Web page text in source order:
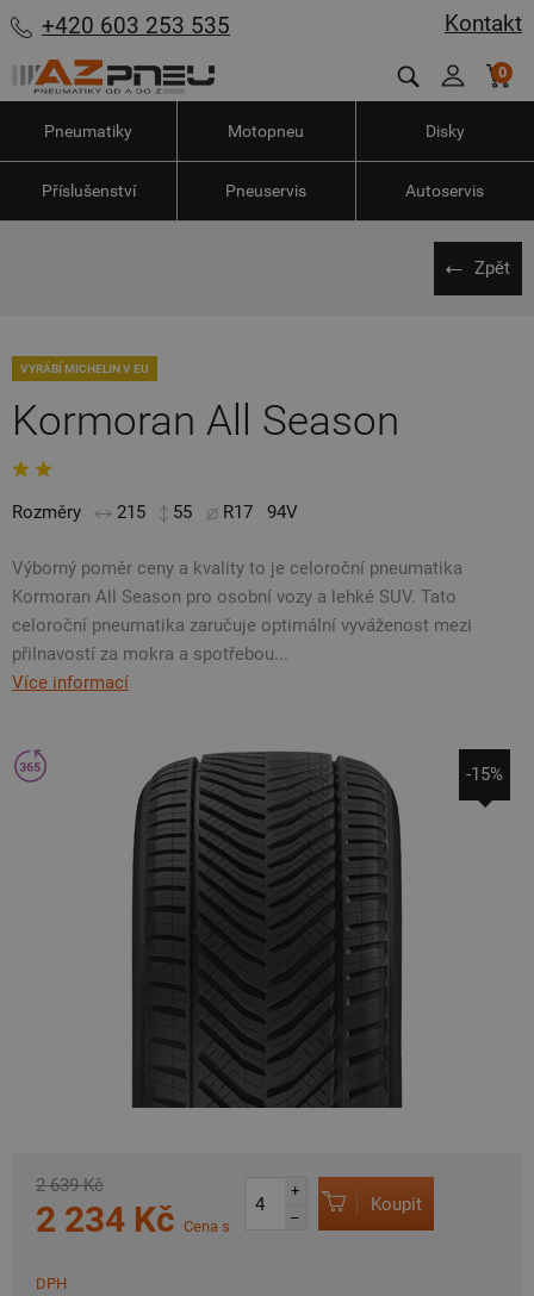
Kontakt
+420 603 253 535
0
Pneumatiky Motopneu Disky
Příslušenství Pneuservis Autoservis
Zpět
VYRÁBÍ MICHELIN V EU
Kormoran All Season
Rozměry 215 55 R17 94V
Výborný poměr ceny a kvality to je celoroční pneumatika
Kormoran All Season pro osobní vozy a lehké SUV. Tato
celoroční pneumatika zaručuje optimální vyváženost mezi
přilnavostí za mokra a spotřebou...
Více informací
-15%
2 639 Kč
2 234 Kč Cena s
DPH
+
–
Koupit